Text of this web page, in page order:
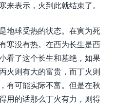
来表示，火到此就结束了。
地球受热的状态。在寅为死
寒没有热。在酉为长生是酉
看了这个长生和墓绝，如果
火则有大的富贵，而丁火则
有可能实际不富。但是在秋
用的话那么丁火有力，则得